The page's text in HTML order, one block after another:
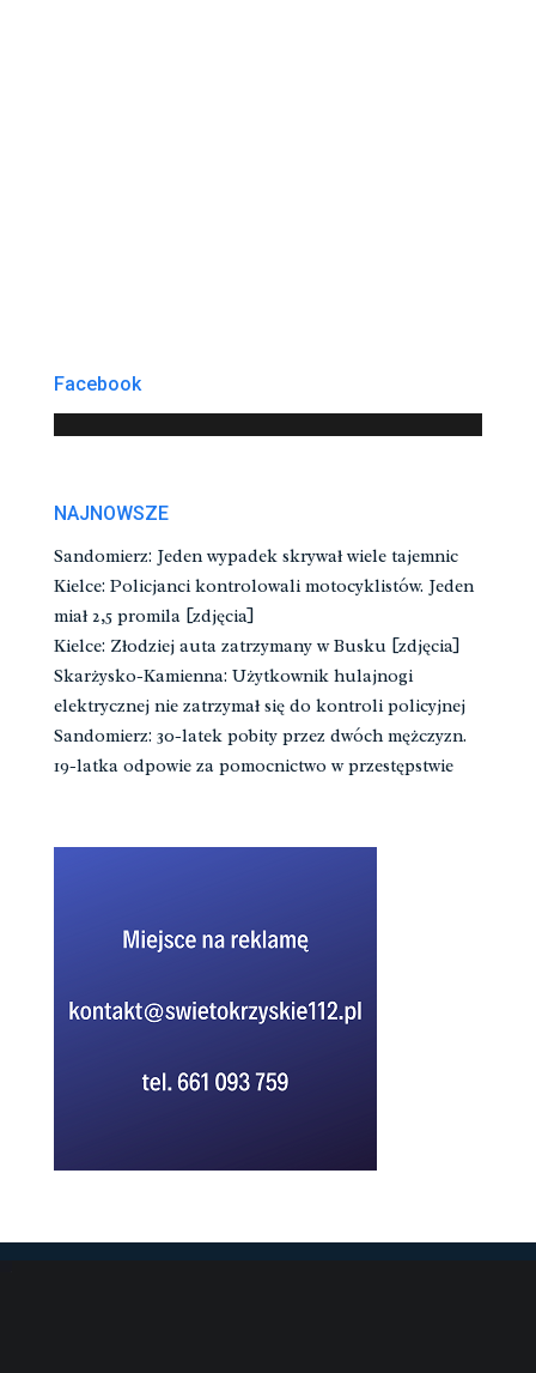
Facebook
NAJNOWSZE
Sandomierz: Jeden wypadek skrywał wiele tajemnic
Kielce: Policjanci kontrolowali motocyklistów. Jeden
miał 2,5 promila [zdjęcia]
Kielce: Złodziej auta zatrzymany w Busku [zdjęcia]
Skarżysko-Kamienna: Użytkownik hulajnogi
elektrycznej nie zatrzymał się do kontroli policyjnej
Sandomierz: 30-latek pobity przez dwóch mężczyzn.
19-latka odpowie za pomocnictwo w przestępstwie